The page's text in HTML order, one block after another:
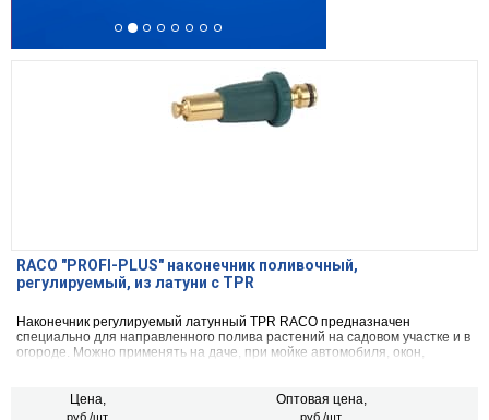
RACO ″PROFI-PLUS″ наконечник поливочный,
регулируемый, из латуни с TPR
Наконечник регулируемый латунный TPR RACO предназначен
специально для направленного полива растений на садовом участке и в
огороде. Можно применять на даче, при мойке автомобиля, окон,
Цена,
руб./шт.
Оптовая цена,
руб./шт.